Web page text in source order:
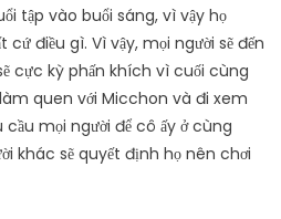
tập vào buổi sáng, vì vậy họ
cứ điều gì. Vì vậy, mọi người sẽ đến
cực kỳ phấn khích vì cuối cùng
quen với Micchon và đi xem
mọi người để cô ấy ở cùng
khác sẽ quyết định họ nên chơi